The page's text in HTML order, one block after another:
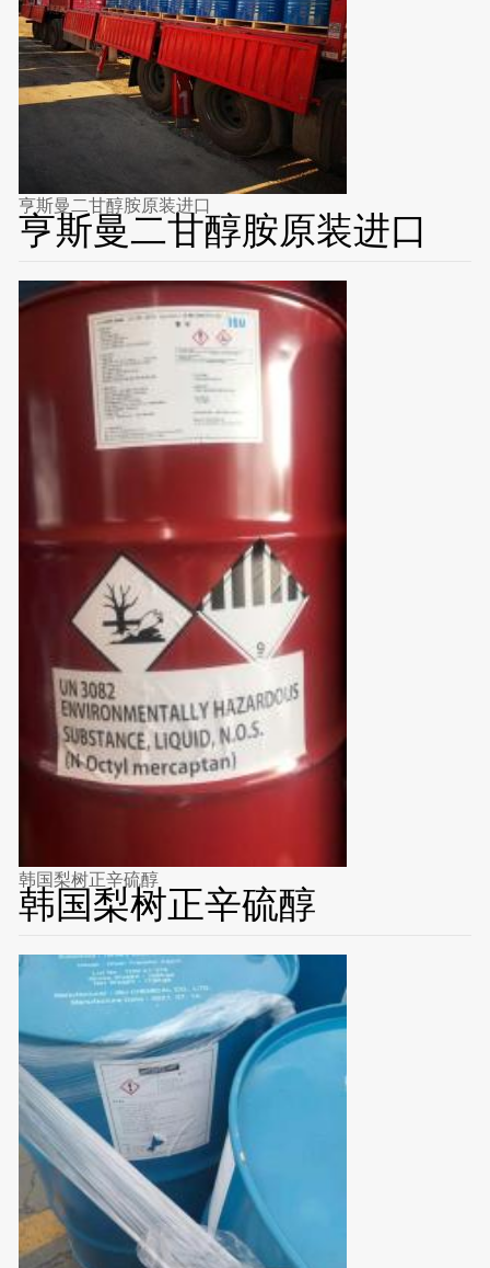
亨斯曼二甘醇胺原装进口
亨斯曼二甘醇胺原装进口
韩国梨树正辛硫醇
韩国梨树正辛硫醇